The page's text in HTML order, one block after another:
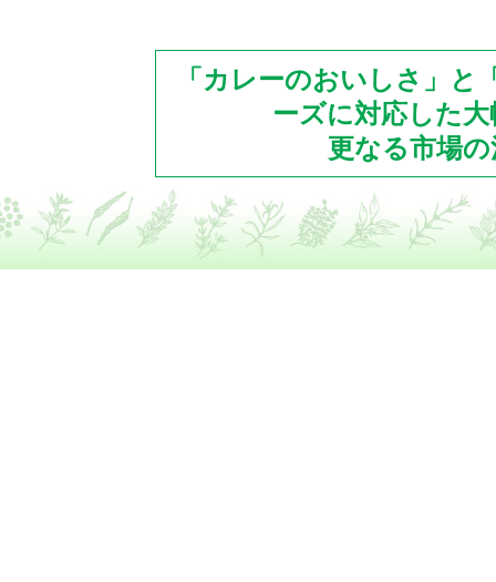
「カレーのおいしさ」
ーズに対応した
更なる市場